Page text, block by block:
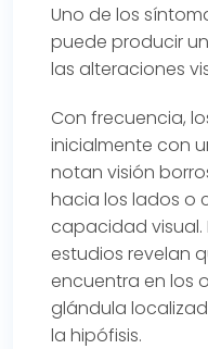
Uno de los
puede producir
las alteraciones
Con frecuencia,
inicialmente con
notan visión
hacia los lados o
capacidad visual.
estudios revelan
encuentra en los
glándula
la hipófisis.